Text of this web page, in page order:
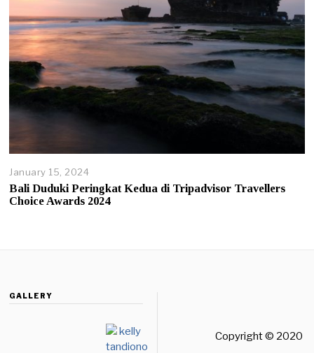
January 15, 2024
Bali Duduki Peringkat Kedua di Tripadvisor Travellers
Choice Awards 2024
GALLERY
Copyright © 2020 -